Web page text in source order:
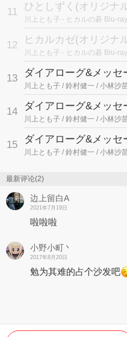
11 ひとしずく(オリジナ
川上とも子 - ヒカルの碁 Blu-
12 ヒカルカゼ(オリジナ
川上とも子 - ヒカルの碁 Blu-
13 ダイアローグ&メッセ
川上とも子 / 鈴村健一 / 小林沙
14 ダイアローグ&メッセ
川上とも子 / 鈴村健一 / 小林沙
15 ダイアローグ&メッセ
川上とも子 / 鈴村健一 / 小林沙
最新评论(2)
边上留白A
2021年7月19日
啦啦啦
小野小町丶
2017年8月20日
勉为其难的占个沙发吧